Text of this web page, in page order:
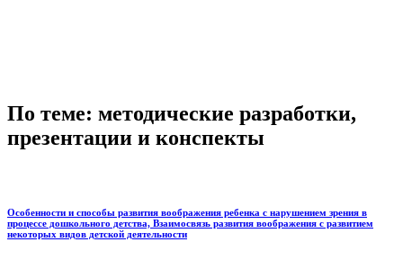
По теме: методические разработки,
презентации и конспекты
Особенности и способы развития воображения ребенка с нарушением зрения в
процессе дошкольного детства, Взаимосвязь развития воображения с развитием
некоторых видов детской деятельности